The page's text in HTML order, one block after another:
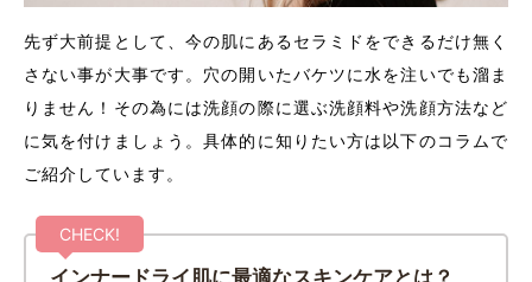
先ず大前提として、今の肌にあるセラミドをできるだけ無く
さない事が大事です。穴の開いたバケツに水を注いでも溜ま
りません！その為には洗顔の際に選ぶ洗顔料や洗顔方法など
に気を付けましょう。具体的に知りたい方は以下のコラムで
ご紹介しています。